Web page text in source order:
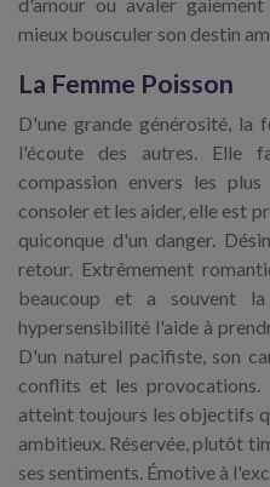
d'amour ou avaler
mieux bousculer son destin
La Femme Poisson
D'une grande générosité, la
l'écoute des autres. Elle
compassion envers les
consoler et les aider, elle est
quiconque d'un danger.
retour. Extrêmement
beaucoup et a souvent
hypersensibilité l'aide à
D'un naturel pacifiste, son
conflits et les provocations.
atteint toujours les objectifs
ambitieux. Réservée, plutôt
ses sentiments. Émotive à